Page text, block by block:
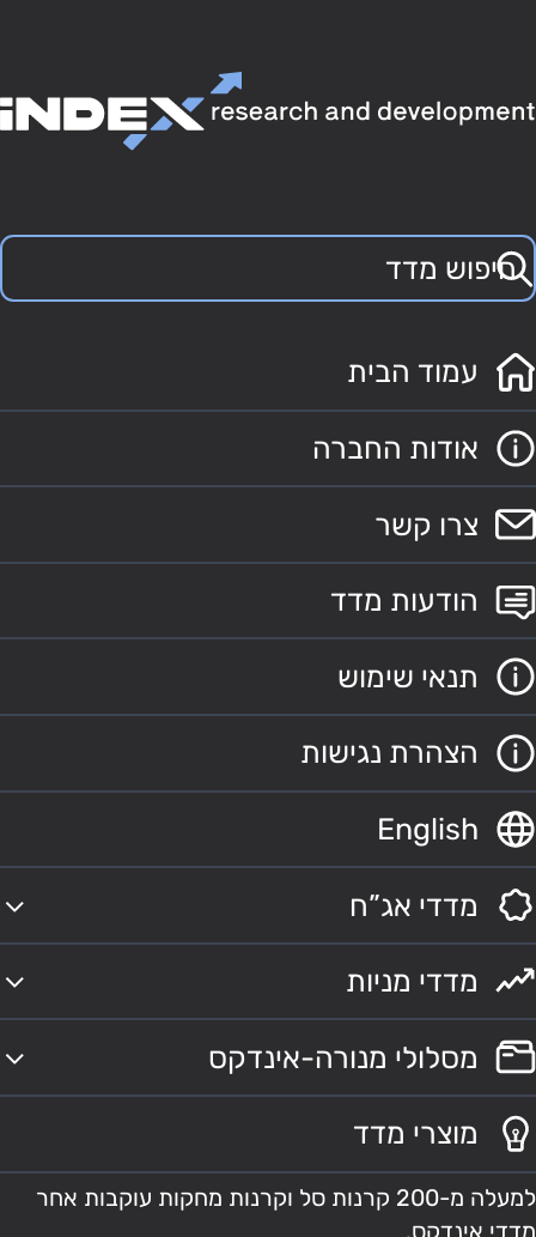
עמוד הבית
אודות החברה
צרו קשר
הודעות מדד
תנאי שימוש
הצהרת נגישות
English
מדדי אג”ח
מדדי מניות
מסלולי מנורה-אינדקס
מוצרי מדד
למעלה מ-200 קרנות סל וקרנות מחקות עוקבות אחר
מדדי אינדקס.